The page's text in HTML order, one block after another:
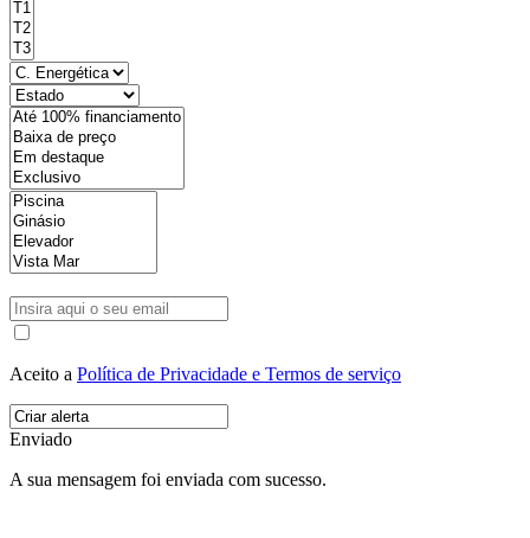
Aceito a Política de Privacidade e Termos de serviço
Enviado
A sua mensagem foi enviada com sucesso.